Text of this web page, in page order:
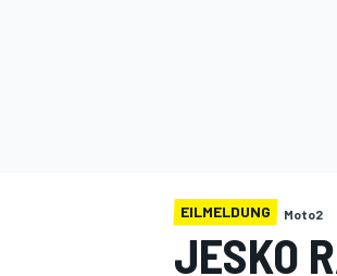
EILMELDUNG Moto2
JESKO